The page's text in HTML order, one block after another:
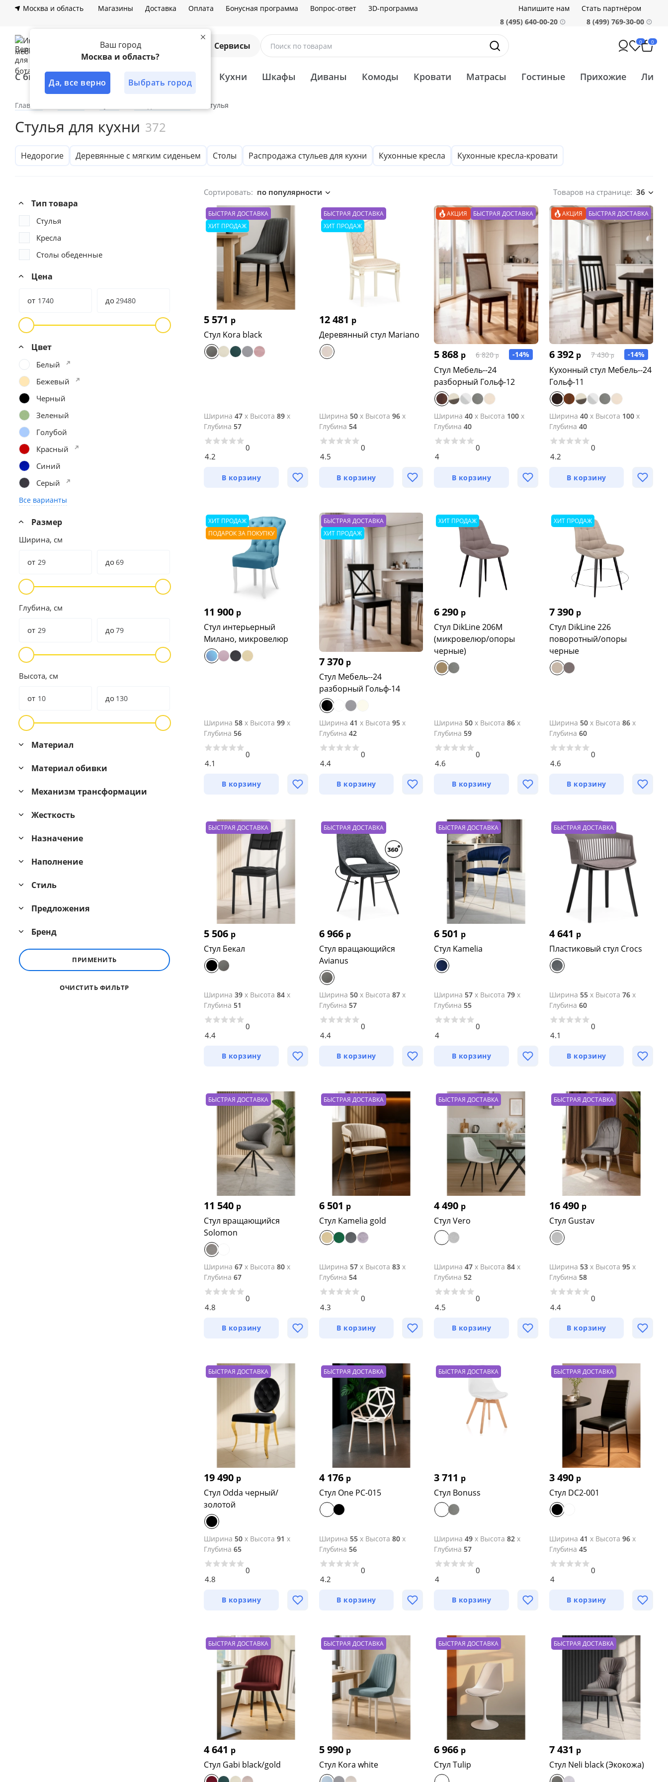
Ваш город
Москва и область?
Да, все верно Выбрать город
Москва и область Магазины Доставка Оплата Бонусная программа Вопрос-ответ 3D-программа Напишите нам
Стать партнёром
8 (495) 640-00-20
8 (499) 769-30-00
Сервисы Поиск по товарам 0 0
С быстрой доставкой Лучшее решение Кухни Шкафы Диваны Комоды Кровати Матрасы Гостиные Прихожие
Главная Стулья
Стулья для кухни 372
Недорогие Деревянные с мягким сиденьем Столы Распродажа стульев для кухни Кухонные кресла Кухонные кресла-кровати
Тип товара
Стулья
Кресла
Столы обеденные
Цена
от до
Цвет
Белый
Бежевый
Черный
Зеленый
Голубой
Красный
Синий
Серый
Все варианты
Размер
Ширина, см
от до
Глубина, см
от до
Высота, см
от до
Материал
Материал обивки
Механизм трансформации
Жесткость
Назначение
Наполнение
Стиль
Предложения
Бренд
ПРИМЕНИТЬ
ОЧИСТИТЬ ФИЛЬТР
Сортировать: по популярности Товаров на странице: 36
БЫСТРАЯ ДОСТАВКА
ХИТ ПРОДАЖ
5 571 р
Стул Kora black
Ширина 47 x Высота 89 x
Глубина 57
4.2
0
В корзину
БЫСТРАЯ ДОСТАВКА
ХИТ ПРОДАЖ
12 481 р
Деревянный стул Mariano
Ширина 50x Высота 96x
Глубина 54
4.5
0
В корзину
АКЦИЯ БЫСТРАЯ ДОСТАВКА
5 868 р 6 820 р -14%
Стул Мебель--24
разборный Гольф-12
Ширина 40 x Высота 100 x
Глубина 40
4
0
В корзину
АКЦИЯ БЫСТРАЯ ДОСТАВКА
6 392 р 7 430 р -14%
Кухонный стул Мебель--24
Гольф-11
Ширина 40x Высота 100x
Глубина 40
4.2
0
В корзину
ХИТ ПРОДАЖ
ПОДАРОК ЗА ПОКУПКУ
11 900 р
Стул интерьерный
Милано, микровелюр
Ширина 58 x Высота 99 x
Глубина 56
4.1
0
В корзину
БЫСТРАЯ ДОСТАВКА
ХИТ ПРОДАЖ
7 370 р
Стул Мебель--24
разборный Гольф-14
Ширина 41 x Высота 95x
Глубина 42
4.4
0
В корзину
ХИТ ПРОДАЖ
6 290 р
Стул DikLine 206М
(микровелюр/опоры
черные)
Ширина 50 x Высота 86 x
Глубина 59
4.6
0
В корзину
ХИТ ПРОДАЖ
7 390 р
Стул DikLine 226
поворотный/опоры
черные
Ширина 50x Высота 86x
Глубина 60
4.6
0
В корзину
БЫСТРАЯ ДОСТАВКА
5 506 р
Стул Бекал
Ширина 39 x Высота 84 x
Глубина 51
4.4
0
В корзину
БЫСТРАЯ ДОСТАВКА
6 966 р
Стул вращающийся
Avianus
Ширина 50x Высота 87x
Глубина 57
4.4
0
В корзину
БЫСТРАЯ ДОСТАВКА
6 501 р
Стул Kamelia
Ширина 57 x Высота 79 x
Глубина 55
4
0
В корзину
БЫСТРАЯ ДОСТАВКА
4 641 р
Пластиковый стул Crocs
Ширина 55x Высота 76x
Глубина 60
4.1
0
В корзину
БЫСТРАЯ ДОСТАВКА
11 540 р
Стул вращающийся
Solomon
Ширина 67 x Высота 80 x
Глубина 67
4.8
0
В корзину
БЫСТРАЯ ДОСТАВКА
6 501 р
Стул Kamelia gold
Ширина 57x Высота 83x
Глубина 54
4.3
0
В корзину
БЫСТРАЯ ДОСТАВКА
4 490 р
Стул Vero
Ширина 47 x Высота 84 x
Глубина 52
4.5
0
В корзину
БЫСТРАЯ ДОСТАВКА
16 490 р
Стул Gustav
Ширина 53x Высота 95x
Глубина 58
4.4
0
В корзину
БЫСТРАЯ ДОСТАВКА
19 490 р
Стул Odda черный/
золотой
Ширина 50 x Высота 91 x
Глубина 65
4.8
0
В корзину
БЫСТРАЯ ДОСТАВКА
4 176 р
Стул One PC-015
Ширина 55x Высота 80x
Глубина 56
4.2
0
В корзину
БЫСТРАЯ ДОСТАВКА
3 711 р
Стул Bonuss
Ширина 49 x Высота 82 x
Глубина 57
4
0
В корзину
БЫСТРАЯ ДОСТАВКА
3 490 р
Стул DC2-001
Ширина 41 x Высота 96x
Глубина 45
4
0
В корзину
БЫСТРАЯ ДОСТАВКА
4 641 р
Стул Gabi black/gold
БЫСТРАЯ ДОСТАВКА
5 990 р
Стул Kora white
БЫСТРАЯ ДОСТАВКА
6 966 р
Стул Tulip
БЫСТРАЯ ДОСТАВКА
7 431 р
Стул Neli black (Экокожа)